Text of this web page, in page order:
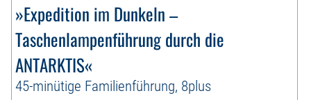
»Expedition im Dunkeln –
Taschenlampenführung durch die
ANTARKTIS«
45-minütige Familienführung, 8plus